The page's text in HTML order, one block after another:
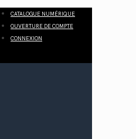
CATALOGUE NUMÉRIQUE
OUVERTURE DE COMPTE
CONNEXION